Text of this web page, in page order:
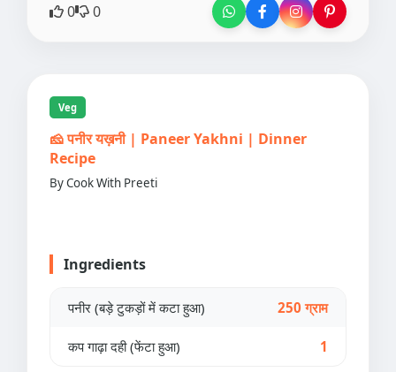
0 0
Veg
🧀 पनीर यख़नी | Paneer Yakhni | Dinner
Recipe
By Cook With Preeti
Ingredients
पनीर (बड़े टुकड़ों में कटा हुआ) 250 ग्राम
कप गाढ़ा दही (फेंटा हुआ) 1